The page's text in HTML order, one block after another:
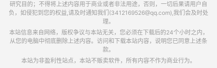
研究目的；不得将上述内容用于商业或者非法用途，否则，一切后果请用户自
负，如侵犯到您的权益,请及时通知我们(3412169526@qq.com),我们会及时处
理。
本站信息来自网络，版权争议与本站无关，您必须在下载后的24个小时之内，
从您的电脑中彻底删除上述内容。访问和下载本站内容，说明您已同意上述条
款。
本站为非盈利性站点，本站不贩卖软件，所有内容不作为商业行为。